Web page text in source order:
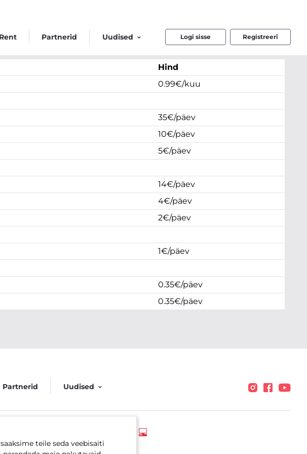
Rent Partnerid Uudised Logi sisse Registreeri
Hind
0.99€/kuu
35€/päev
10€/päev
5€/päev
14€/päev
4€/päev
2€/päev
1€/päev
0.35€/päev
0.35€/päev
teile seda veebisaiti
Partnerid Uudised